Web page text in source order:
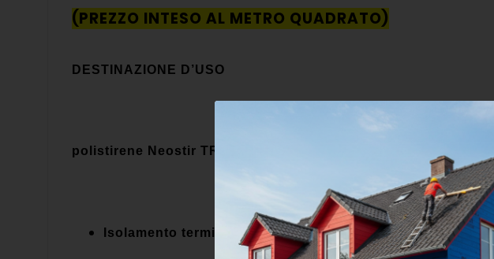
(PREZZO INTESO AL METRO QUADRATO)
DESTINAZIONE D’USO
polistirene Neostir TR100
Isolamento termico con sistema a cappotto (ETICS)